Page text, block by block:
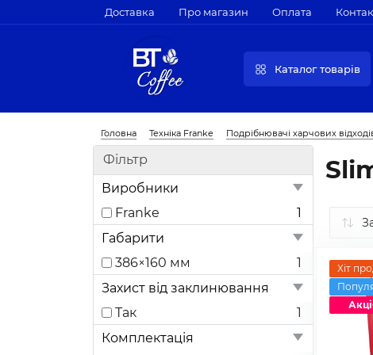
Доставка Про магазин Оплата
Каталог товарів
Головна Техніка Franke Подрібнювачі харчових
Фільтр
Виробники
Franke
1
Габарити
386×160 мм
1
Захист від заклинювання
Так
1
Комплектація
Хіт